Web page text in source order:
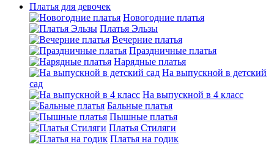
Платья для девочек
Новогодние платья
Платья Эльзы
Вечерние платья
Праздничные платья
Нарядные платья
На выпускной в детский
сад
На выпускной в 4 класс
Бальные платья
Пышные платья
Платья Стиляги
Платья на годик